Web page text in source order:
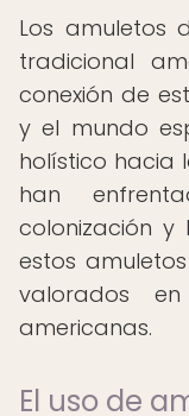
Los amuletos
tradicional
conexión de
y el mundo
holístico hacia
han
colonización y
estos
valorados
americanas.
El uso de